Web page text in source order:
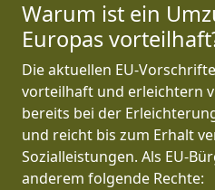
Warum ist ein
Europas
Die aktuellen EU-
vorteilhaft und erleichtern
bereits bei der
und reicht bis zum Erhalt
Sozialleistungen. Als EU-
anderem folgende Rechte: